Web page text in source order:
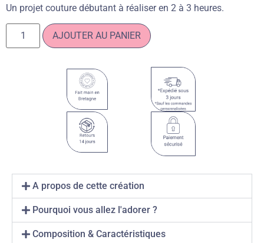
Un projet couture débutant à réaliser en 2 à 3 heures.
AJOUTER AU PANIER
A propos de cette création
Pourquoi vous allez l'adorer ?
Composition & Caractéristiques